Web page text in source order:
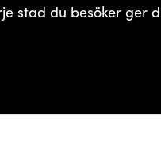
stad du besöker ger